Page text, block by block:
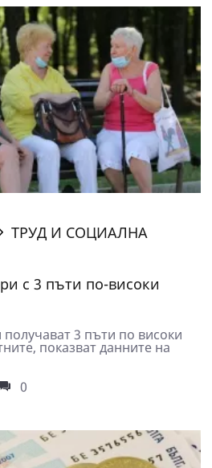
ТРУД И СОЦИАЛНА
с 3 пъти по-високи
3 пъти по високи
показват данните на
0